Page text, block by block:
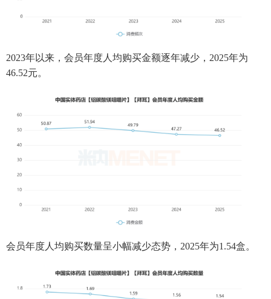
2023年以来，会员年度人均购买金额逐年减少，2025年为
46.52元。
会员年度人均购买数量呈小幅减少态势，2025年为1.54盒。